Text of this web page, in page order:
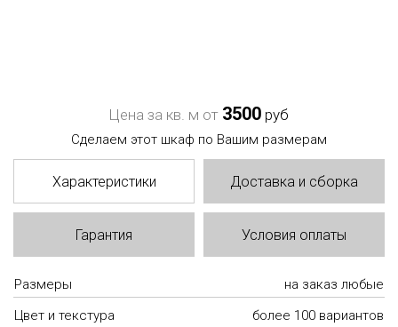
Цена за кв. м от 3500 руб
Сделаем этот шкаф по Вашим размерам
Характеристики Доставка и сборка
Гарантия Условия оплаты
Размеры
на заказ любые
Цвет и текстура
более 100 вариантов